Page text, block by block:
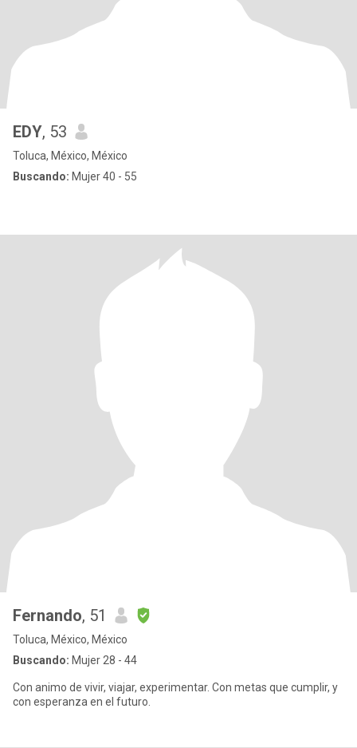
EDY, 53
Toluca, México, México
Buscando: Mujer 40 - 55
Fernando, 51
Toluca, México, México
Buscando: Mujer 28 - 44
Con animo de vivir, viajar, experimentar. Con metas que cumplir, y
con esperanza en el futuro.